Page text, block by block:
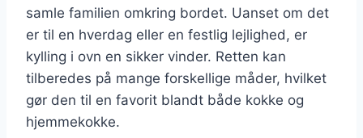
samle familien omkring bordet. Uanset om det
er til en hverdag eller en festlig lejlighed, er
kylling i ovn en sikker vinder. Retten kan
tilberedes på mange forskellige måder, hvilket
gør den til en favorit blandt både kokke og
hjemmekokke.